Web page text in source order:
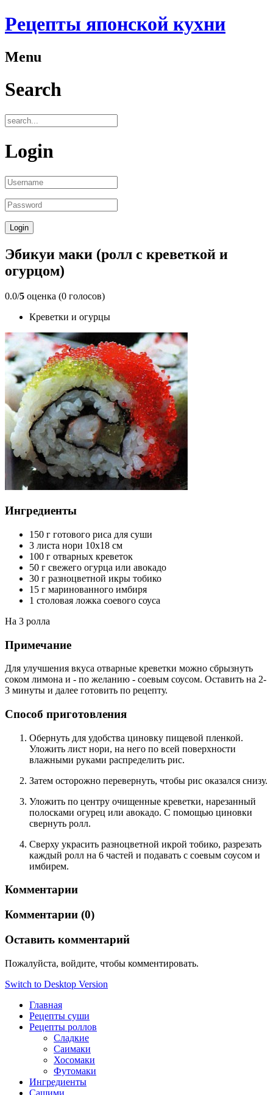
Рецепты японской кухни
Menu
Search
Login
Эбикуи маки (ролл с креветкой и
огурцом)
0.0/5 оценка (0 голосов)
Креветки и огурцы
Ингредиенты
150 г готового риса для суши
3 листа нори 10x18 см
100 г отварных креветок
50 г свежего огурца или авокадо
30 г разноцветной икры тобико
15 г маринованного имбиря
1 столовая ложка соевого соуса
На 3 ролла
Примечание
Для улучшения вкуса отварные креветки можно сбрызнуть
соком лимона и - по желанию - соевым соусом. Оставить на 2-
3 минуты и далее готовить по рецепту.
Способ приготовления
Обернуть для удобства циновку пищевой пленкой.
Уложить лист нори, на него по всей поверхности
влажными руками распределить рис.
Затем осторожно перевернуть, чтобы рис оказался снизу.
Уложить по центру очищенные креветки, нарезанный
полосками огурец или авокадо. С помощью циновки
свернуть ролл.
Сверху украсить разноцветной икрой тобико, разрезать
каждый ролл на 6 частей и подавать с соевым соусом и
имбирем.
Комментарии
Комментарии (0)
Оставить комментарий
Пожалуйста, войдите, чтобы комментировать.
Switch to Desktop Version
Главная
Рецепты суши
Рецепты роллов
Сладкие
Саимаки
Хосомаки
Футомаки
Ингредиенты
Сашими